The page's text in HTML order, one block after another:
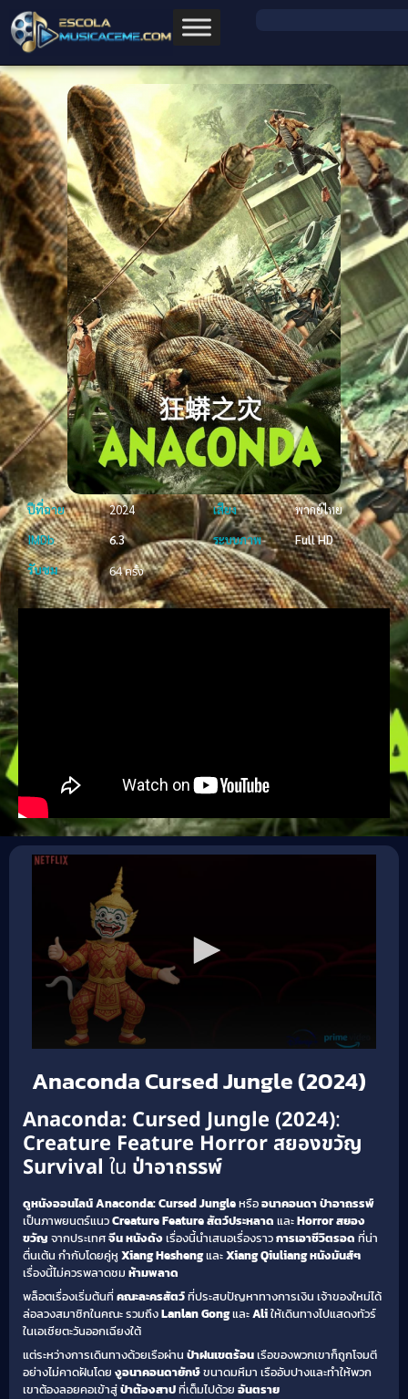
ปีที่ฉาย 2024 เสียง
พากย์ไทย
IMDb
6.3 ระบบภาพ
Full HD
รับชม
64 ครั้ง
Anaconda Cursed Jungle (2024)
Anaconda: Cursed Jungle (2024):
Creature Feature Horror สยองขวัญ
Survival ใน ป่าอาถรรพ์
ดูหนังออนไลน์Anaconda: Cursed Jungleหรืออนาคอนดา ป่าอาถรรพ์
เป็นภาพยนตร์แนวCreature Featureสัตว์ประหลาด และHorror สยอง
ขวัญ จากประเทศจีนหนังดังเรื่องนี้นำเสนอเรื่องราวการเอาชีวิตรอด ที่น่า
ตื่นเต้น กำกับโดยคู่หูXiang HeshengและXiang Qiuliangหนังมันส์ๆ
เรื่องนี้ไม่ควรพลาดชม ห้ามพลาด
พล็อตเรื่องเริ่มต้นที่คณะละครสัตว์ที่ประสบปัญหาทางการเงิน เจ้าของใหม่ได้
ล่อลวงสมาชิกในคณะ รวมถึงLanlan GongและAliให้เดินทางไปแสดงทัวร์
ในเอเชียตะวันออกเฉียงใต้
แต่ระหว่างการเดินทางด้วยเรือผ่าน ป่าฝนเขตร้อนเรือของพวกเขาก็ถูกโจมตี
อย่างไม่คาดฝันโดย งูอนาคอนดายักษ์ขนาดมหึมา เรืออับปางและทำให้พวก
เขาต้องลอยคอเข้าสู่ป่าต้องสาปที่เต็มไปด้วย อันตราย